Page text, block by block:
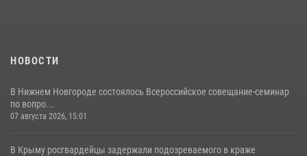
НОВОСТИ
В Нижнем Новгороде состоялось Всероссийское совещание-семинар
по вопро...
07 августа 2026, 15:01
В Крыму росгвардейцы задержали подозреваемого в краже